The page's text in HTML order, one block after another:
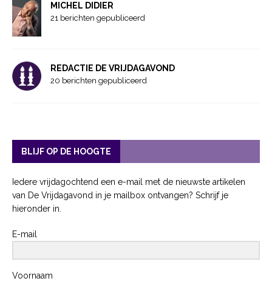
MICHEL DIDIER
21 berichten gepubliceerd
REDACTIE DE VRIJDAGAVOND
20 berichten gepubliceerd
BLIJF OP DE HOOGTE
Iedere vrijdagochtend een e-mail met de nieuwste artikelen
van De Vrijdagavond in je mailbox ontvangen? Schrijf je
hieronder in.
E-mail
Voornaam